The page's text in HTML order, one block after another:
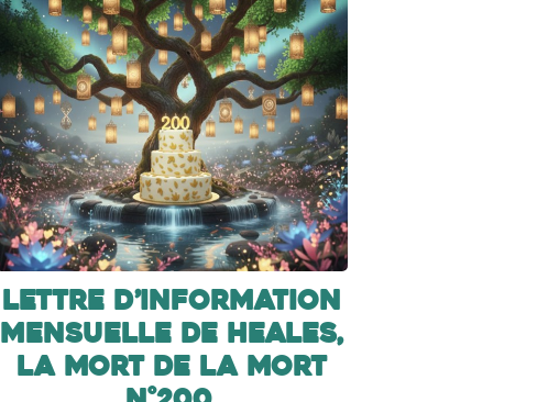
Lettre d’information
mensuelle de Heales,
La mort de la mort